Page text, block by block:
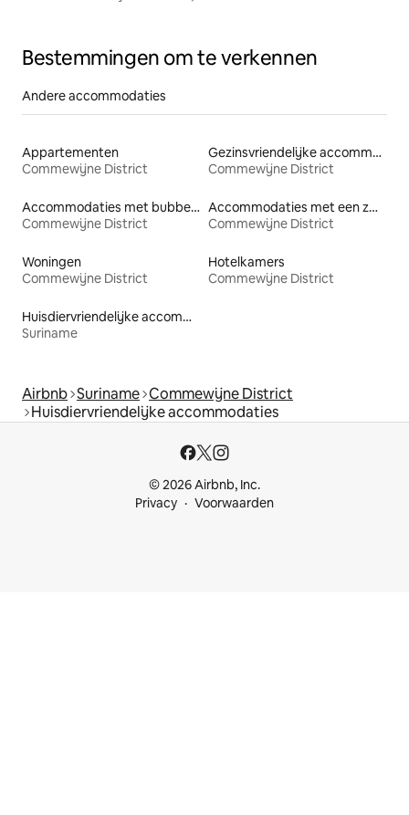
Bestemmingen om te verkennen
Andere accommodaties
Appartementen
Commewijne District
Gezinsvriendelijke accommodaties
Commewijne District
Accommodaties met bubbelbad
Commewijne District
Accommodaties met een zwembad
Commewijne District
Woningen
Commewijne District
Hotelkamers
Commewijne District
Huisdiervriendelijke accommodaties
Suriname
Airbnb Suriname Commewijne District
Huisdiervriendelijke accommodaties
© 2026 Airbnb, Inc.
Privacy
Voorwaarden